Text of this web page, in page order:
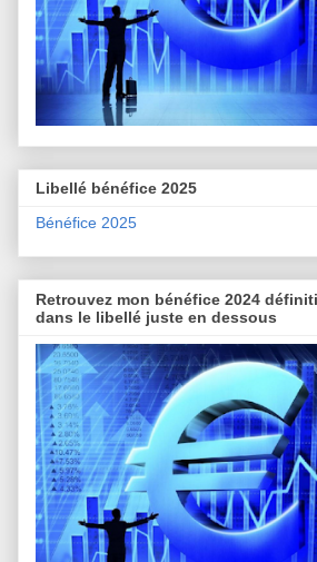
Libellé bénéfice 2025
Bénéfice 2025
Retrouvez mon bénéfice 2024
dans le libellé juste en dessous